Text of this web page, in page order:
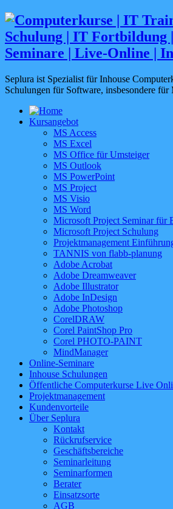
Seplura ist Spezialist für Inhouse
Schulungen für Software, insbesondere für
Kursangebot
MS Access
MS Excel
MS Office für Umsteiger
MS Outlook
MS PowerPoint
MS Project
MS Visio
MS Word
Microsoft Project Seminar für
Microsoft Project Schulung
Projektmanagement
TANNIS von flabb-planung
Adobe Acrobat
Adobe Dreamweaver
Adobe Illustrator
Adobe InDesign
Adobe Photoshop
CorelDRAW
Corel PaintShop Pro
Corel PHOTO-PAINT
MindManager
Online-Seminare
Inhouse Schulungen
Öffentliche Computerkurse Live
Projektmanagement
Kundenvorteile
Über Seplura
Kontakt
Rückrufservice
Geschäftsbereiche
Seminarleitung
Seminarformen
Berater
Einsatzsorte
AGB